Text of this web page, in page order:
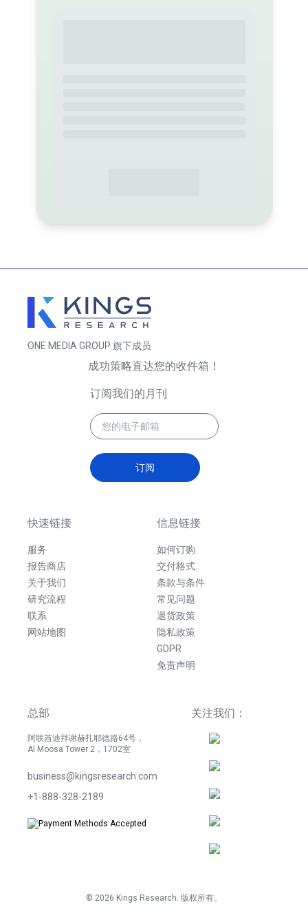
ONE MEDIA GROUP 旗下成员
快速链接
服务
报告商店
关于我们
研究流程
联系
网站地图
信息链接
如何订购
交付格式
条款与条件
常见问题
退货政策
隐私政策
GDPR
免责声明
总部
阿联酋迪拜谢赫扎耶德路64号，
Al Moosa Tower 2，1702室
business@kingsresearch.com
+1-888-328-2189
关注我们：
成功策略直达您的收件箱！
订阅我们的月刊
订阅
© 2026 Kings Research. 版权所有。